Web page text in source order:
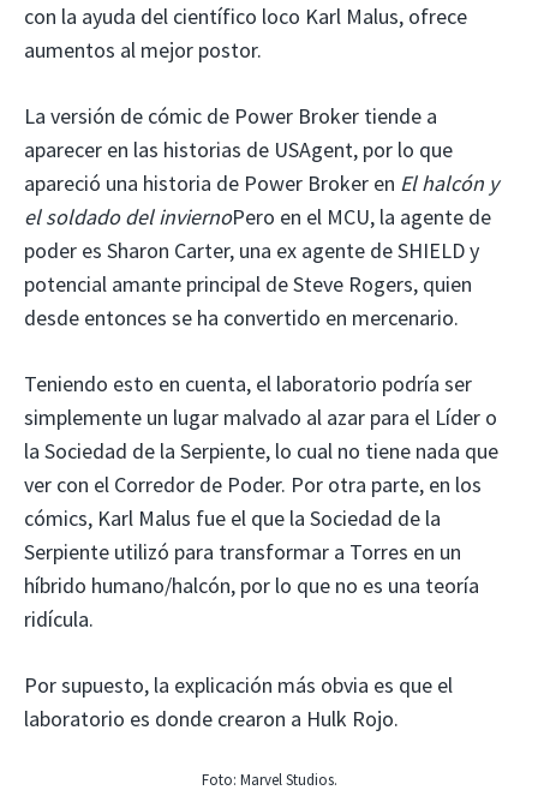
con la ayuda del científico loco Karl Malus, ofrece
aumentos al mejor postor.
La versión de cómic de Power Broker tiende a
aparecer en las historias de USAgent, por lo que
apareció una historia de Power Broker en El halcón y
el soldado del inviernoPero en el MCU, la agente de
poder es Sharon Carter, una ex agente de SHIELD y
potencial amante principal de Steve Rogers, quien
desde entonces se ha convertido en mercenario.
Teniendo esto en cuenta, el laboratorio podría ser
simplemente un lugar malvado al azar para el Líder o
la Sociedad de la Serpiente, lo cual no tiene nada que
ver con el Corredor de Poder. Por otra parte, en los
cómics, Karl Malus fue el que la Sociedad de la
Serpiente utilizó para transformar a Torres en un
híbrido humano/halcón, por lo que no es una teoría
ridícula.
Por supuesto, la explicación más obvia es que el
laboratorio es donde crearon a Hulk Rojo.
Foto: Marvel Studios.